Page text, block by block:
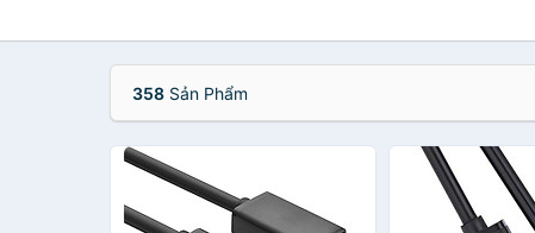
358 Sản Phẩm